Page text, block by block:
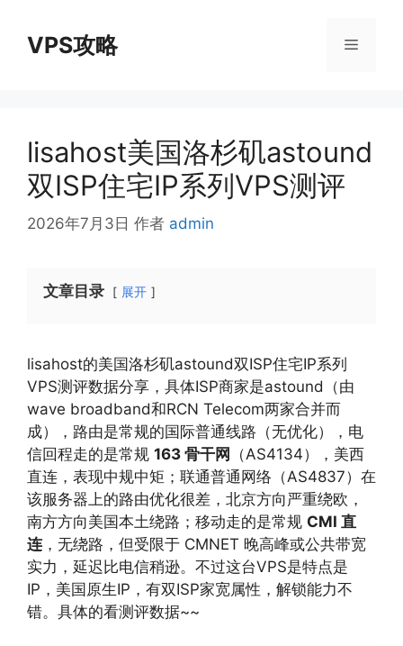
VPS攻略 菜
lisahost美国洛杉矶astound
双ISP住宅IP系列VPS测评
2026年7月3日 作者 admin
文章目录 展开
lisahost的美国洛杉矶astound双ISP住宅IP系列
VPS测评数据分享，具体ISP商家是astound（由
wave broadband和RCN Telecom两家合并而
成），路由是常规的国际普通线路（无优化），电
信回程走的是常规 163 骨干网 （AS4134），美西
直连，表现中规中矩；联通普通网络（AS4837）在
该服务器上的路由优化很差，北京方向严重绕欧，
南方方向美国本土绕路；移动走的是常规 CMI 直
连 ，无绕路，但受限于 CMNET 晚高峰或公共带宽
实力，延迟比电信稍逊。不过这台VPS是特点是
IP，美国原生IP，有双ISP家宽属性，解锁能力不
错。具体的看测评数据~~